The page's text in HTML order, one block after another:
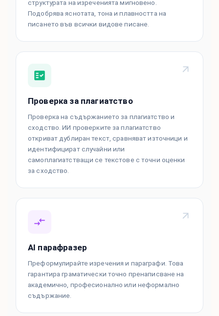
структурата на изреченията мигновено.
Подобрява яснотата, тона и плавността на
писането във всички видове писане.
Проверка за плагиатство
Проверка на съдържанието за плагиатство и
сходство. ИИ проверките за плагиатство
откриват дублиран текст, сравняват източници и
идентифицират случайни или
самоплагиатстващи се текстове с точни оценки
за сходство.
AI парафразер
Преформулирайте изречения и параграфи. Това
гарантира граматически точно пренаписване на
академично, професионално или неформално
съдържание.